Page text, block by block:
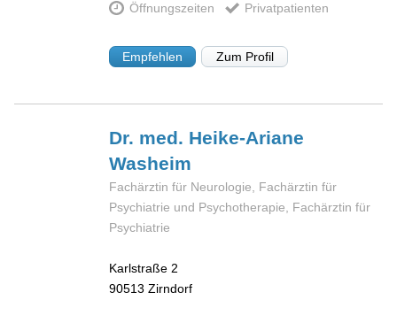
Öffnungszeiten Privatpatienten
Empfehlen Zum Profil
Dr. med. Heike-Ariane
Washeim
Fachärztin für Neurologie, Fachärztin für
Psychiatrie und Psychotherapie, Fachärztin für
Psychiatrie
Karlstraße 2
90513 Zirndorf